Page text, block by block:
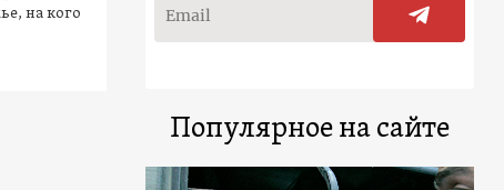
на кого
Популярное на сайте